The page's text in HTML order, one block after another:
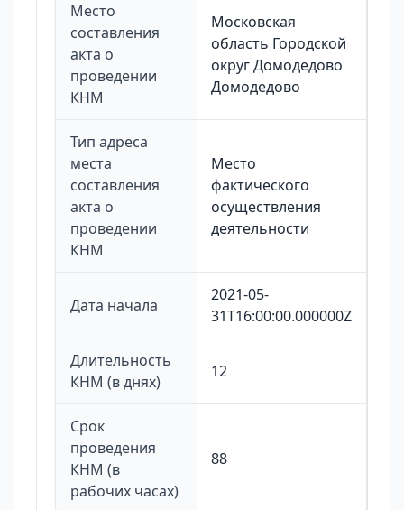
Место
составления
акта о
проведении
КНМ
Московская
область Городской
округ Домодедово
Домодедово
Тип адреса
места
составления
акта о
проведении
КНМ
Место
фактического
осуществления
деятельности
Дата начала
2021-05-
31T16:00:00.000000Z
Длительность
КНМ (в днях)
12
Срок
проведения
КНМ (в
рабочих часах)
88